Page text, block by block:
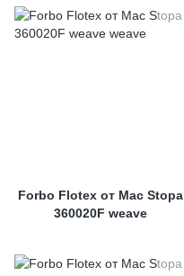
Forbo Flotex от Mac Stopa
360020F weave